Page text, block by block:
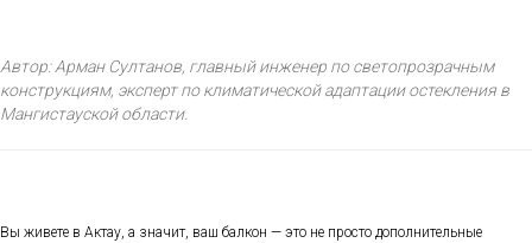
Автор: Арман Султанов, главный инженер по светопрозрачным
конструкциям, эксперт по климатической адаптации остекления в
Мангистауской области.
Вы живете в Актау, а значит, ваш балкон — это не просто дополнительные